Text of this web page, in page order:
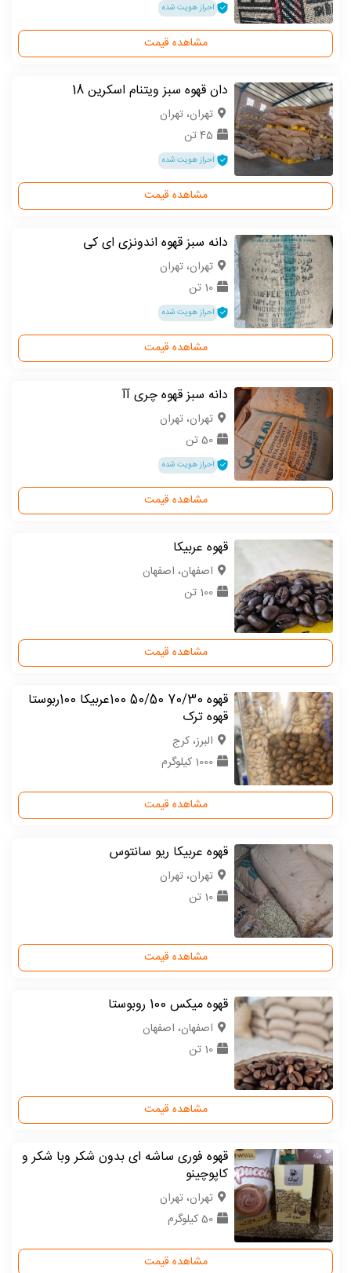
احراز هویت شده
مشاهده قیمت
دان قهوه سبز ویتنام اسکرین 18
تهران، تهران
45 تن
احراز هویت شده
مشاهده قیمت
دانه سبز قهوه اندونزی ای کی
تهران، تهران
10 تن
احراز هویت شده
مشاهده قیمت
دانه سبز قهوه چری آآ
تهران، تهران
50 تن
احراز هویت شده
مشاهده قیمت
قهوه عربیکا
اصفهان، اصفهان
100 تن
مشاهده قیمت
قهوه 70/30 50/50 100عربیکا 100ربوستا
قهوه ترک
البرز، کرج
1000 کیلوگرم
مشاهده قیمت
قهوه عربیکا ریو سانتوس
تهران، تهران
10 تن
مشاهده قیمت
قهوه میکس 100 روبوستا
اصفهان، اصفهان
10 تن
مشاهده قیمت
قهوه فوری ساشه ای بدون شکر وبا شکر و
کاپوچینو
تهران، تهران
50 کیلوگرم
مشاهده قیمت